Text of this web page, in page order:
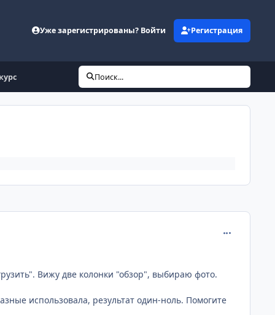
Уже зарегистрированы? Войти Регистрация
Поиск...
Вижу две колонки "обзор", выбираю фото.
использовала, результат один-ноль. Помогите